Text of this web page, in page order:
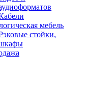
мебель
стойки,